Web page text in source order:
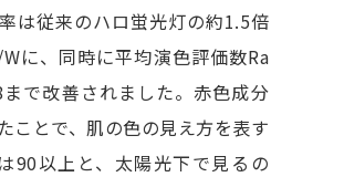
は従来のハロ蛍光灯の約1.5倍
に、同時に平均演色評価数Ra
で改善されました。赤色成分
ことで、肌の色の見え方を表す
90以上と、太陽光下で見るの